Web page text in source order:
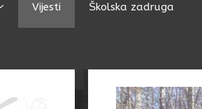
Vijesti Školska zadruga